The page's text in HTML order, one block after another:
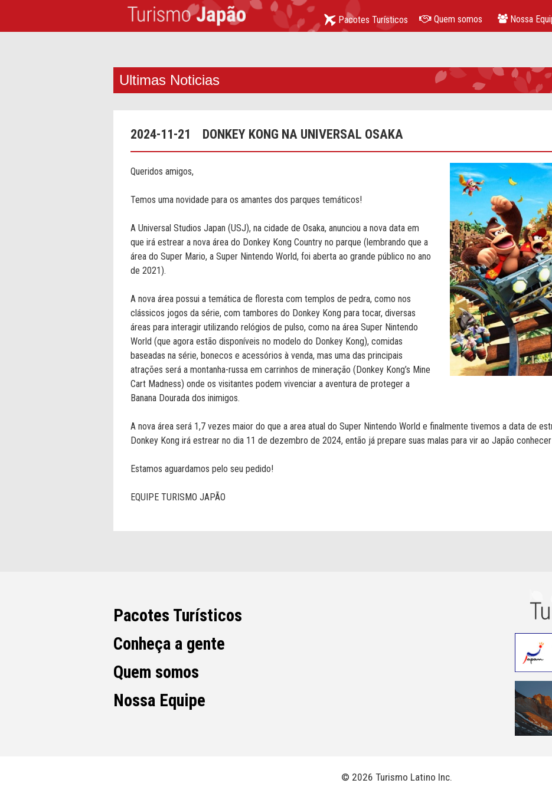
Pacotes Turísticos Quem somos Nossa
Ultimas Noticias
2024-11-21 DONKEY KONG NA UNIVERSAL OSAKA
Queridos amigos,
Temos uma novidade para os amantes dos parques temáticos!
A Universal Studios Japan (USJ), na cidade de Osaka, anunciou a nova data em
que irá estrear a nova área do Donkey Kong Country no parque (lembrando que a
área do Super Mario, a Super Nintendo World, foi aberta ao grande público no ano
de 2021).
A nova área possui a temática de floresta com templos de pedra, como nos
clássicos jogos da série, com tambores do Donkey Kong para tocar, diversas
áreas para interagir utilizando relógios de pulso, como na área Super Nintendo
World (que agora estão disponíveis no modelo do Donkey Kong), comidas
baseadas na série, bonecos e acessórios à venda, mas uma das principais
atrações será a montanha-russa em carrinhos de mineração (Donkey Kong’s Mine
Cart Madness) onde os visitantes podem vivenciar a aventura de proteger a
Banana Dourada dos inimigos.
A nova área será 1,7 vezes maior do que a area atual do Super Nintendo World e finalmente tivemos a data de
Donkey Kong irá estrear no dia 11 de dezembro de 2024, então já prepare suas malas para vir ao Japão
Estamos aguardamos pelo seu pedido!
EQUIPE TURISMO JAPÃO
Pacotes Turísticos
Conheça a gente
Quem somos
Nossa Equipe
© 2026 Turismo Latino Inc.